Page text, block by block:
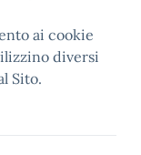
ai cookie
diversi
Sito.